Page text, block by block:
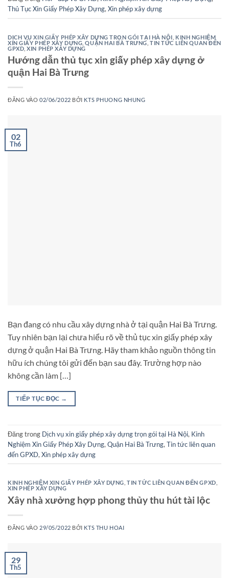
Thủ Tục Xin Giấy Phép Xây Dựng, Xin phép xây dựng
DỊCH VỤ XIN GIẤY PHÉP XÂY DỰNG TRỌN GÓI TẠI HÀ NỘI KINH NGHIỆM
XIN GIẤY PHÉP XÂY DỰNG ,QUẬN HAI BÀ TRƯNG ,TIN TỨC LIÊN QUAN ĐẾN
GPXD ,XIN PHÉP XÂY DỰNG
Hướng dẫn thủ tục xin giấy phép xây dựng ở
quận Hai Bà Trưng
ĐĂNG VÀO02/06/2022 BỞI KTS PHUONG NHUNG
02
Th6
Bạn đang có nhu cầu xây dựng nhà ở tại quận Hai Bà Trưng.
Tuy nhiên bạn lại chưa hiểu rõ về thủ tục xin giấy phép xây
dựng ở quận Hai Bà Trưng. Hãy tham khảo nguồn thông tin
hữu ích chúng tôi gửi đến bạn sau đây. Trường hợp nào
không cần làm […]
TIẾP TỤC ĐỌC →
Đăng trong Dịch vụ xin giấy phép xây dựng trọn gói tại Hà Nội, Kinh
Nghiệm Xin Giấy Phép Xây Dựng, Quận Hai Bà Trưng, Tin tức liên quan
đến GPXD, Xin phép xây dựng
KINH NGHIỆM XIN GIẤY PHÉP XÂY DỰNG ,TIN TỨC LIÊN QUAN ĐẾN GPXD
XIN PHÉP XÂY DỰNG
Xây nhà xưởng hợp phong thủy thu hút tài lộc
ĐĂNG VÀO 29/05/2022 BỞI KTS THU HOAI
29
Th5